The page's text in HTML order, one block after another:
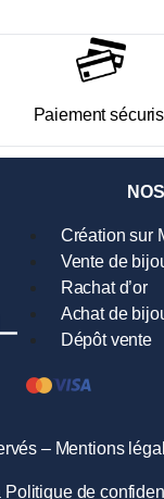
Paiement
Création sur
Vente de
Rachat d’or
Achat de
Dépôt vente
– Mentions
Politique de